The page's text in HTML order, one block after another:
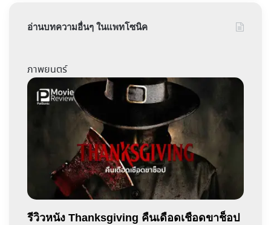
อ่านบทความอื่นๆ ในแพทโซนิค
ภาพยนตร์
รีวิวหนัง Thanksgiving คืนเดือดเชือดขาช็อป